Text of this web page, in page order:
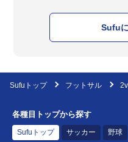
Sufu
Sufuトップ フットサル
各種目トップから探す
Sufuトップ サッカー 野球